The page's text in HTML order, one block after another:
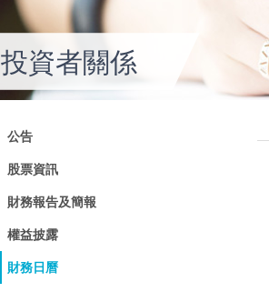
投資者關係
公告
股票資訊
財務報告及簡報
權益披露
財務日曆